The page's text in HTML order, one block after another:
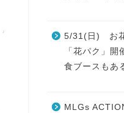
5/31(日) お花
「花パク」
食ブースもあ
MLGs